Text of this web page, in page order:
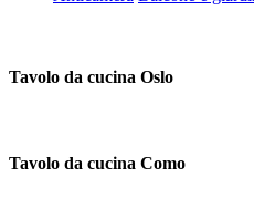
Tavolo da cucina Oslo
Tavolo da cucina Como